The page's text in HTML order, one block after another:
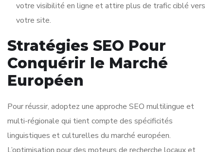
votre visibilité en ligne et attire plus de trafic ciblé vers
votre site.
Stratégies SEO Pour
Conquérir le Marché
Européen
Pour réussir, adoptez une approche SEO multilingue et
multi-régionale qui tient compte des spécificités
linguistiques et culturelles du marché européen.